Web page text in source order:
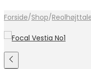
Forside/Shop/